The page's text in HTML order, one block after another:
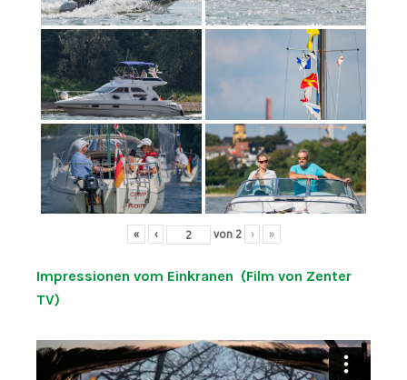
« ‹ von 2 › »
Impressionen vom Einkranen (Film von Zenter
TV)